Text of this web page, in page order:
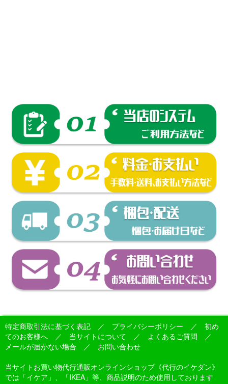
特定商取引法に基づく表記 ／ プライバシーポリシー ／ 初め
てのお客様へ ／ 当サイトについて ／ よくあるご質問 ／
メールが届かない場合 ／ お問い合わせ
当サイトお買い物代行通販オンラインショップ《代行のイケダン》
では「イケア」、「IKEA」等、商品説明のため使用しております